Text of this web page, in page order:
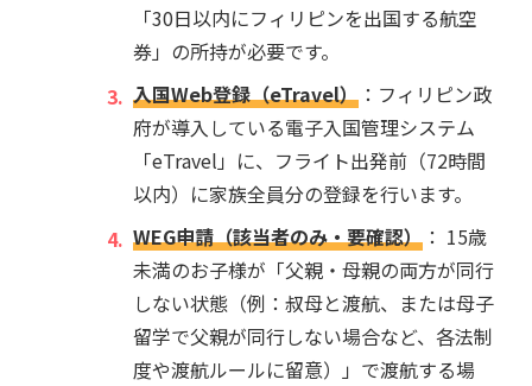
「30日以内にフィリピンを出国する航空
券」の所持が必要です。
入国Web登録（eTravel） ：フィリピン政
府が導入している電子入国管理システム
「eTravel」に、フライト出発前（72時間
以内）に家族全員分の登録を行います。
WEG申請（該当者のみ・要確認） ： 15歳
未満のお子様が「父親・母親の両方が同行
しない状態（例：叔母と渡航、または母子
留学で父親が同行しない場合など、各法制
度や渡航ルールに留意）」で渡航する場